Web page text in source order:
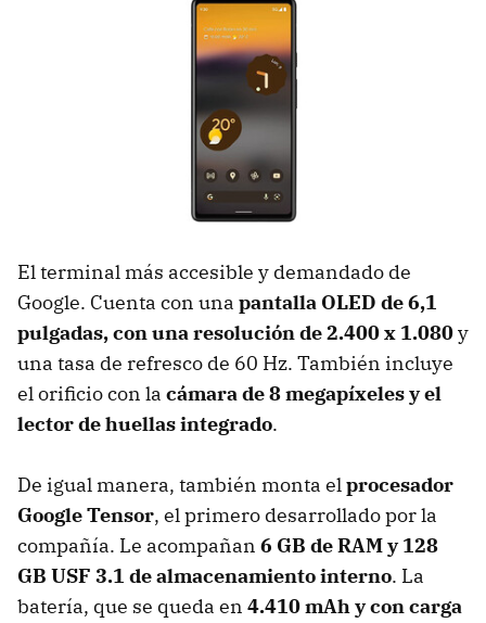
El terminal más accesible y demandado de
Google. Cuenta con una pantalla OLED de 6,1
pulgadas, con una resolución de 2.400 x 1.080y
una tasa de refresco de 60 Hz. También incluye
el orificio con la cámara de 8 megapíxeles y el
lector de huellas integrado.
De igual manera, también monta elprocesador
Google Tensor, el primero desarrollado por la
compañía. Le acompañan 6 GB de RAM y 128
GB USF 3.1 de almacenamiento interno. La
batería, que se queda en 4.410 mAh y con carga